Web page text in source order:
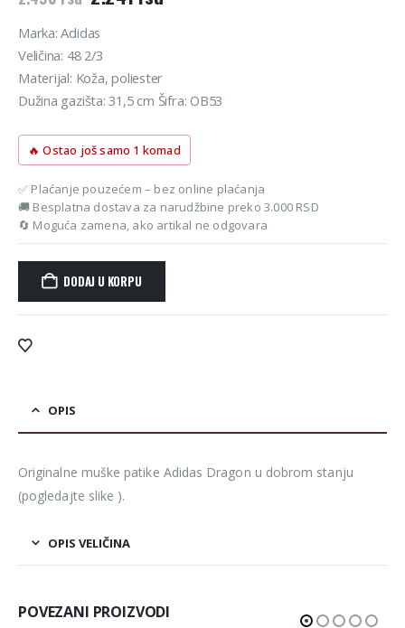
cena
je
bila:
2.490 rsd.
cena
Marka: Adidas
Veličina: 48 2/3
Materijal: Koža, poliester
Dužina gazišta: 31,5 cm Šifra: OB53
🔥 Ostao još samo 1 komad
✅ Plaćanje pouzećem – bez online plaćanja
🚚 Besplatna dostava za narudžbine preko 3.000 RSD
🔄 Moguća zamena, ako artikal ne odgovara
DODAJ U KORPU
Alternative:
OPIS
Originalne muške patike Adidas Dragon u dobrom stanju
(pogledajte slike ).
OPIS VELIČINA
POVEZANI PROIZVODI